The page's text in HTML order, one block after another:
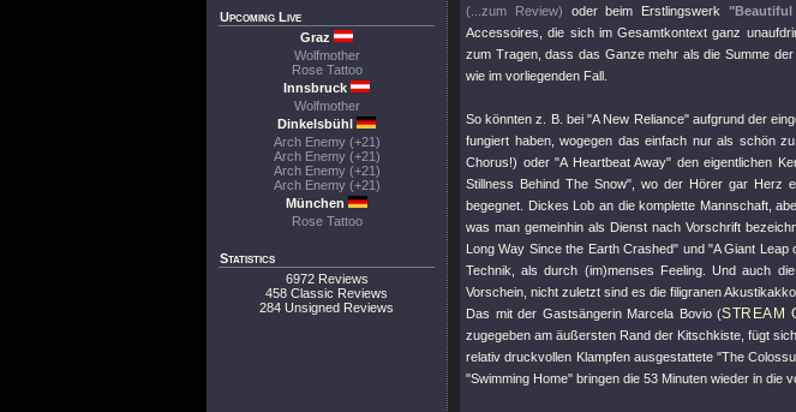
Upcoming Live
Graz
Wolfmother
Rose Tattoo
Innsbruck
Wolfmother
Dinkelsbühl
Arch Enemy (+21)
Arch Enemy (+21)
Arch Enemy (+21)
Arch Enemy (+21)
München
Rose Tattoo
Statistics
6972 Reviews
458 Classic Reviews
284 Unsigned Reviews
(...zum Review) oder beim Erstlingswerk
Accessoires, die sich im Gesamtkontext ganz
zum Tragen, dass das Ganze mehr als die Summe
wie im vorliegenden Fall.
So könnten z. B. bei"A New Reliance"aufgrund der
fungiert haben, wogegen das einfach nur als schön
Chorus!) oder "A Heartbeat Away" den eigentlichen
Stillness Behind The Snow" , wo der Hörer gar Herz
begegnet. Dickes Lob an die komplette Mannschaft,
was man gemeinhin als Dienst nach Vorschrift
Long Way Since the Earth Crashed" und"A Giant Leap
Technik, als durch (im)menses Feeling. Und auch
Vorschein, nicht zuletzt sind es die filigranen
Das mit der Gastsängerin Marcela Bovio (STREAM
zugegeben am äußersten Rand der Kitschkiste, fügt
relativ druckvollen Klampfen ausgestattete"The
"Swimming Home" bringen die 53 Minuten wieder in die